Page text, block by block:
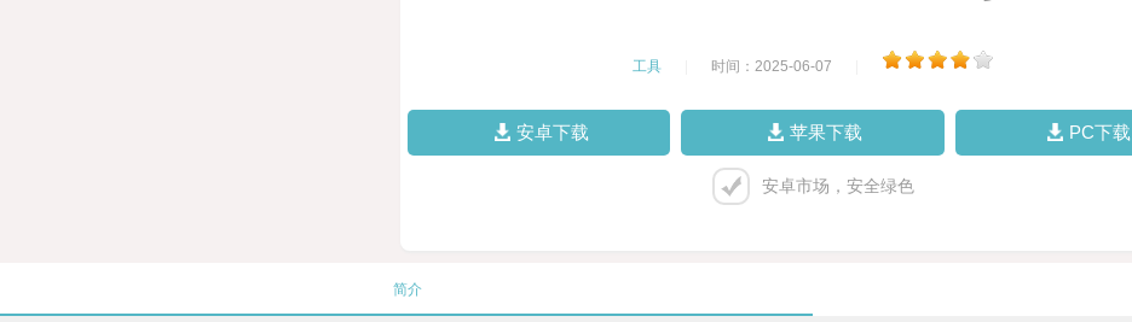
工具 时间：2025-06-07
安卓下载 苹果下载 PC下载
安卓市场，安全绿色
简介